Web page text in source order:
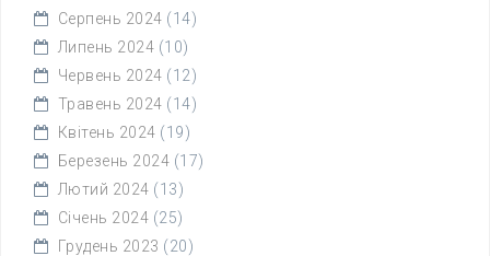
Серпень 2024 (14)
Липень 2024 (10)
Червень 2024 (12)
Травень 2024 (14)
Квітень 2024 (19)
Березень 2024 (17)
Лютий 2024 (13)
Січень 2024 (25)
Грудень 2023 (20)